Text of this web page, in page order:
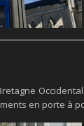
en porte à